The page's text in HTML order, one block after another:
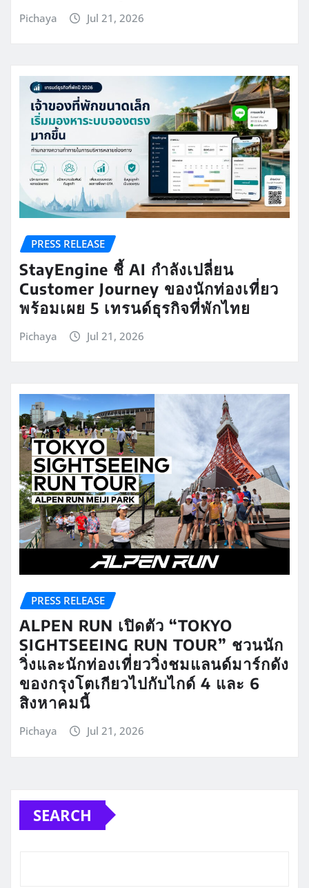
Pichaya Jul 21, 2026
PRESS RELEASE
StayEngine ชี้ AI กำลังเปลี่ยน
Customer Journey ของนักท่องเที่ยว
พร้อมเผย 5 เทรนด์ธุรกิจที่พักไทย
Pichaya Jul 21, 2026
PRESS RELEASE
ALPEN RUN เปิดตัว “TOKYO
SIGHTSEEING RUN TOUR” ชวนนัก
วิ่งและนักท่องเที่ยววิ่งชมแลนด์มาร์กดัง
ของกรุงโตเกียวไปกับไกด์ 4 และ 6
สิงหาคมนี้
Pichaya Jul 21, 2026
SEARCH